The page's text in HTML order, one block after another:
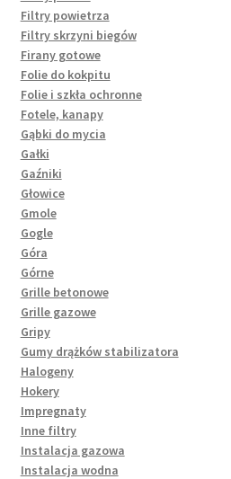
Filtry powietrza
Filtry skrzyni biegów
Firany gotowe
Folie do kokpitu
Folie i szkła ochronne
Fotele, kanapy
Gąbki do mycia
Gałki
Gaźniki
Głowice
Gmole
Gogle
Góra
Górne
Grille betonowe
Grille gazowe
Gripy
Gumy drążków stabilizatora
Halogeny
Hokery
Impregnaty
Inne filtry
Instalacja gazowa
Instalacja wodna